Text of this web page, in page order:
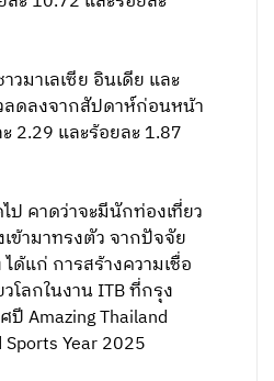
มาเลเซีย อินเดีย และ
ดลงจากสัปดาห์ก่อนหน้า
2.29 และร้อยละ 1.87
ป คาดว่าจะมีนักท่องเที่ยว
ข้ามาทรงตัว จากปัจจัย
ด้แก่ การสร้างความเชื่อ
ลกในงาน ITB ที่กรุง
Amazing Thailand
Sports Year 2025